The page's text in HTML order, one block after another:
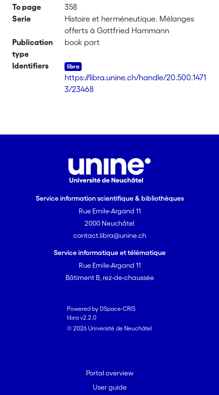
To page
358
Serie
Histoire et herméneutique. Mélanges
offerts à Gottfried Hammann
Publication
type
book part
Identifiers
https://libra.unine.ch/handle/20.500.1471
3/23468
Service information scientifique & bibliothèques
Rue Emile-Argand 11
2000 Neuchâtel
contact.libra@unine.ch
Service informatique et télématique
Rue Emile-Argand 11
Bâtiment B, rez-de-chaussée
Powered by DSpace-CRIS
libra v2.2.0
© 2026 Université de Neuchâtel
Portal overview
User guide